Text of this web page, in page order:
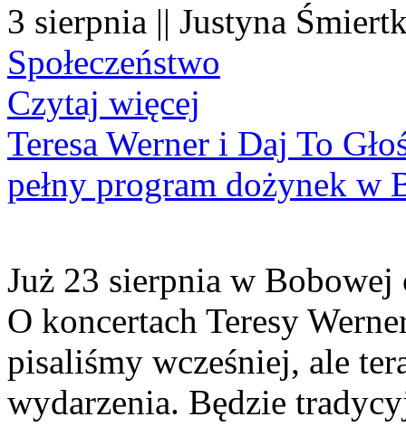
3 sierpnia || Justyna
Społeczeństwo
Czytaj więcej
Teresa Werner i Daj To
pełny program dożynek w
Już 23 sierpnia w
O koncertach Teresy
pisaliśmy wcześniej, ale
wydarzenia. Będzie